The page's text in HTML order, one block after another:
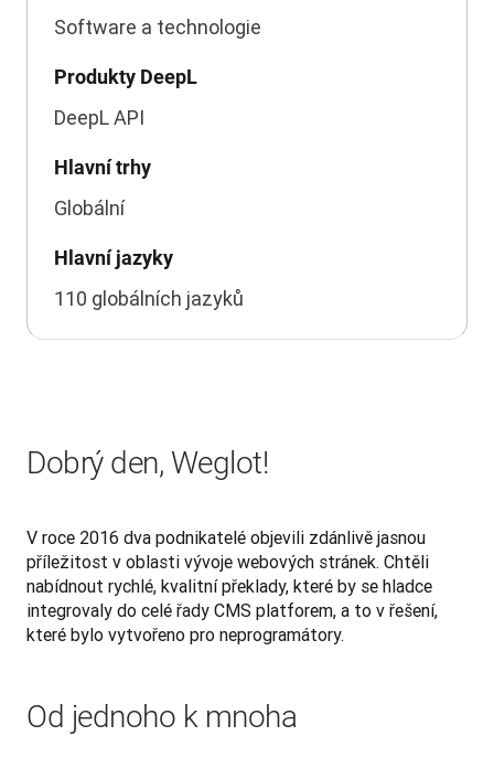
Software a technologie
Produkty DeepL
DeepL API
Hlavní trhy
Globální
Hlavní jazyky
110 globálních jazyků
Dobrý den, Weglot!
V roce 2016 dva podnikatelé objevili zdánlivě jasnou
příležitost v oblasti vývoje webových stránek. Chtěli
nabídnout rychlé, kvalitní překlady, které by se hladce
integrovaly do celé řady CMS platforem, a to v řešení,
které bylo vytvořeno pro neprogramátory.
Od jednoho k mnoha